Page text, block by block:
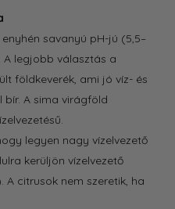
savanyú pH-jú (5,5–
A legjobb választás a
földkeverék, ami jó víz- és
bír. A sima virágföld
legyen nagy vízelvezető
kerüljön vízelvezető
citrusok nem szeretik, ha